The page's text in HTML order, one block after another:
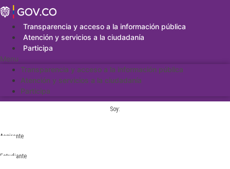
Saltar
al
contenidoTransparencia y acceso a la información pública
Atención y servicios a la ciudadanía
Participa
Menu
Transparencia y acceso a la información pública
Atención y servicios a la ciudadanía
Participa
Soy:
Aspirante
Estudiante